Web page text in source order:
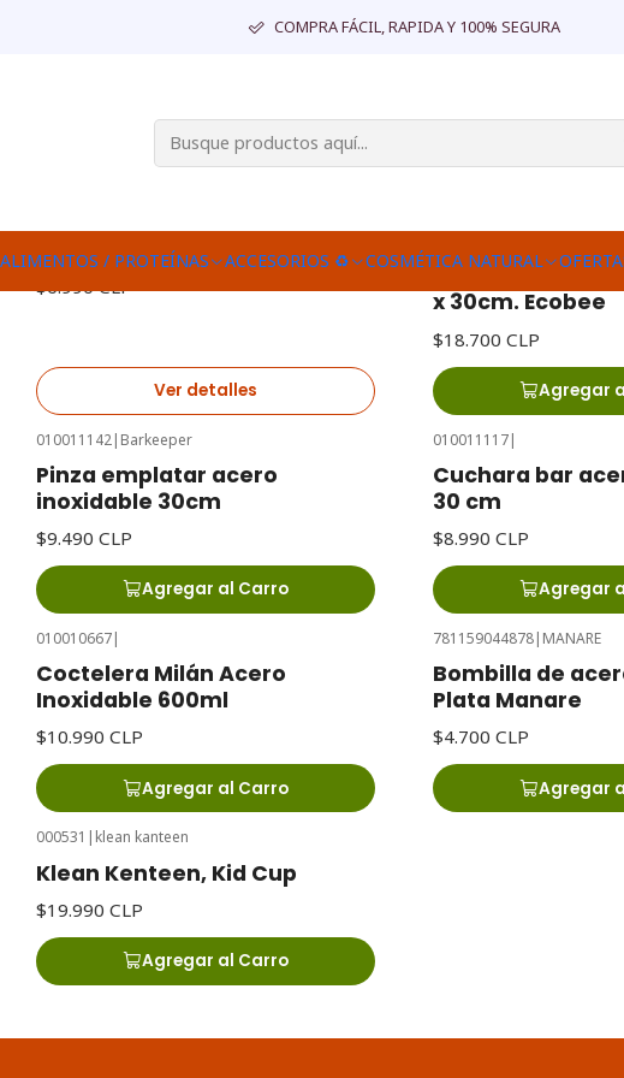
/ PROTEÍNAS ACCESORIOS ♻ COSMÉTICA NATURAL
COMPRA FÁCIL, RAPIDA Y 100% SEGURA
Inicio ACCESORIOS ♻
Agotado
Pack Ecobee 3UN
$6.990 CLP
Ver detalles
Bee Rolls / Rollo
encerada
x 30cm. Ecobee
$18.700 CLP
Agregar
010011142| Barkeeper
Pinza emplatar acero
inoxidable 30cm
$9.490 CLP
Agregar al Carro
010011117|
Cuchara bar
30 cm
$8.990 CLP
Agregar
010010667|
Coctelera Milán Acero
Inoxidable 600ml
$10.990 CLP
Agregar al Carro
781159044878| MANARE
Bombilla de
Plata Manare
$4.700 CLP
Agregar
000531 | klean kanteen
Klean Kenteen, Kid Cup
$19.990 CLP
Agregar al Carro